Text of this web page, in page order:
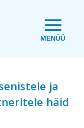
MENÜÜ
ja
häid